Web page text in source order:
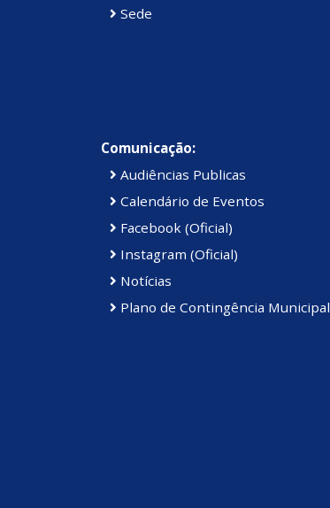
Sede
Comunicação:
Audiências Publicas
Calendário de Eventos
Facebook (Oficial)
Instagram (Oficial)
Notícias
Plano de Contingência Municipal